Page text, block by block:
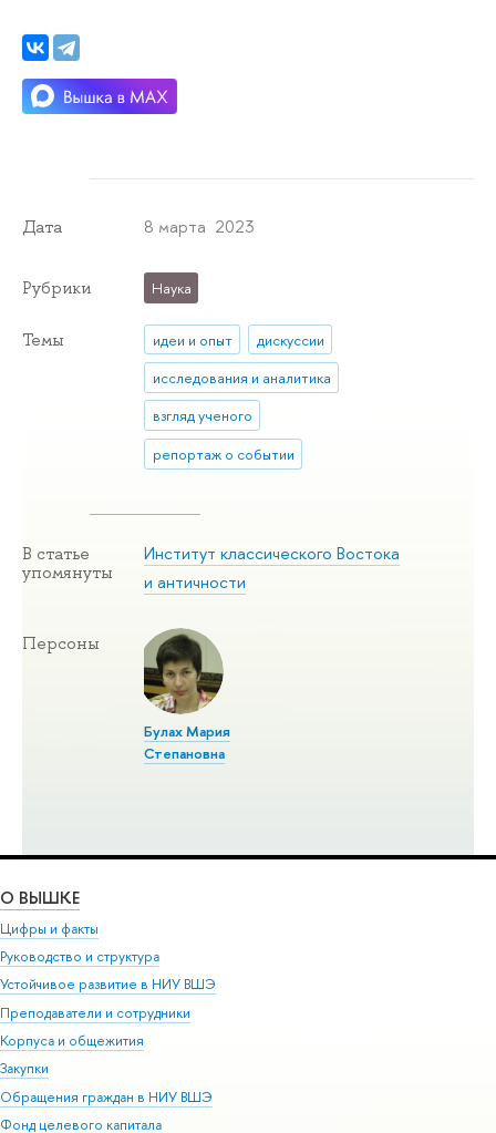
Дата 8 марта 2023
Рубрики Наука
Темы идеи и опыт
дискуссии
исследования и аналитика
взгляд ученого
репортаж о событии
В статье
упомянуты
Институт классического Востока
и античности
Персоны
Булах Мария
Степановна
О ВЫШКЕ
Цифры и факты
Руководство и структура
Устойчивое развитие в НИУ ВШЭ
Преподаватели и сотрудники
Корпуса и общежития
Закупки
Обращения граждан в НИУ ВШЭ
Фонд целевого капитала